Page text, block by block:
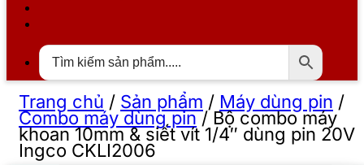
Trang chủ / Sản phẩm / Máy dùng pin /
Combo máy dùng pin/Bộ combo máy
khoan 10mm & siết vít 1/4″ dùng pin 20V
Ingco CKLI2006